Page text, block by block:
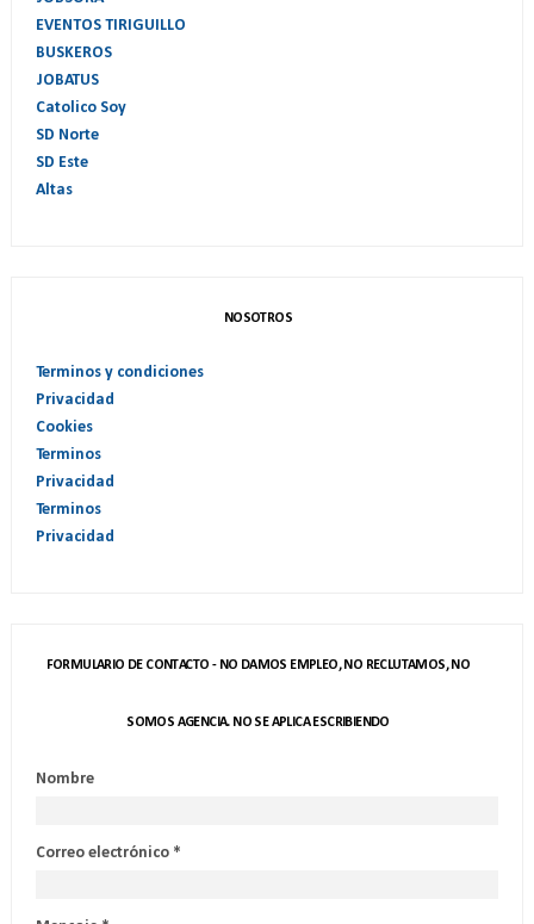
EVENTOS TIRIGUILLO
BUSKEROS
JOBATUS
Catolico Soy
SD Norte
SD Este
Altas
NOSOTROS
Terminos y condiciones
Privacidad
Cookies
Terminos
Privacidad
Terminos
Privacidad
FORMULARIO DE CONTACTO - NO DAMOS EMPLEO, NO RECLUTAMOS, NO
SOMOS AGENCIA. NO SE APLICA ESCRIBIENDO
Nombre
Correo electrónico *